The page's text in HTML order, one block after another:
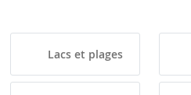
Lacs et plages